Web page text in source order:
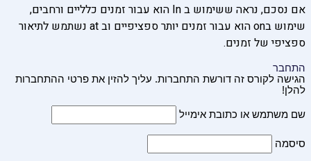
אם נסכם, נראה ששימוש ב In הוא עבור זמנים כלליים ורחבים,
שימוש בon הוא עבור זמנים יותר ספציפיים וב at נשתמש לתיאור
ספציפי של זמנים.
התחבר
הגישה לקורס זה דורשת התחברות. עליך להזין את פרטי ההתחברות
להלן!
שם משתמש או כתובת אימייל
סיסמה